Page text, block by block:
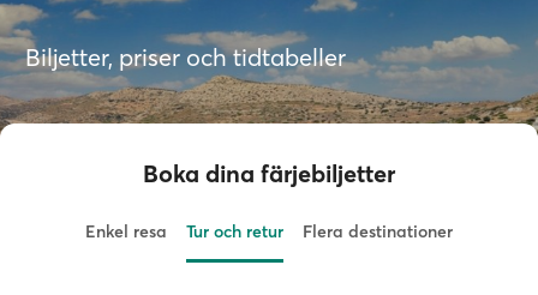
Biljetter, priser och tidtabeller
Boka dina färjebiljetter
Enkel resa Tur och retur Flera destinationer